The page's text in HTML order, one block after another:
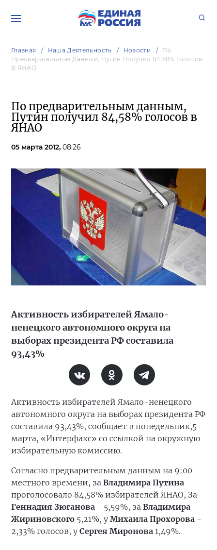
Главная Наша Деятельность Новости
По
Предварительным Данным, Путин Получил 84,58% Голосов
В ЯНАО
По предварительным данным,
Путин получил 84,58% голосов в
ЯНАО
05 марта 2012, 08:26
Активность избирателей Ямало-
ненецкого автономного округа на
выборах президента РФ составила
93,43%
Активность избирателей Ямало-ненецкого
автономного округа на выборах президента РФ
составила 93,43%, сообщает в понедельник,5
марта, «Интерфакс» со ссылкой на окружную
избирательную комиссию.
Согласно предварительным данным на 9:00
местного времени, за Владимира Путина
проголосовало 84,58% избирателей ЯНАО, За
Геннадия Зюганова - 5,59%, за Владимира
Жириновского 5,21%, у Михаила Прохорова -
2,33% голосов, у Сергея Миронова 1,49%.